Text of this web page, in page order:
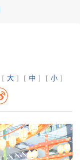
[ 大 ] [ 中 ] [ 小 ]